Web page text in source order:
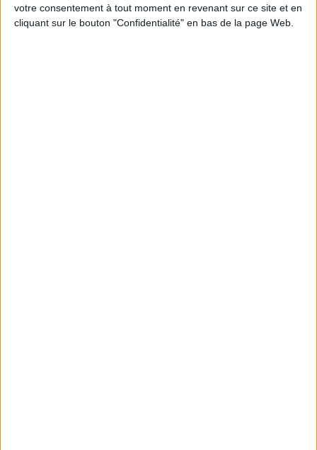
votre consentement à tout moment en revenant sur ce site et en
cliquant sur le bouton "Confidentialité" en bas de la page Web.